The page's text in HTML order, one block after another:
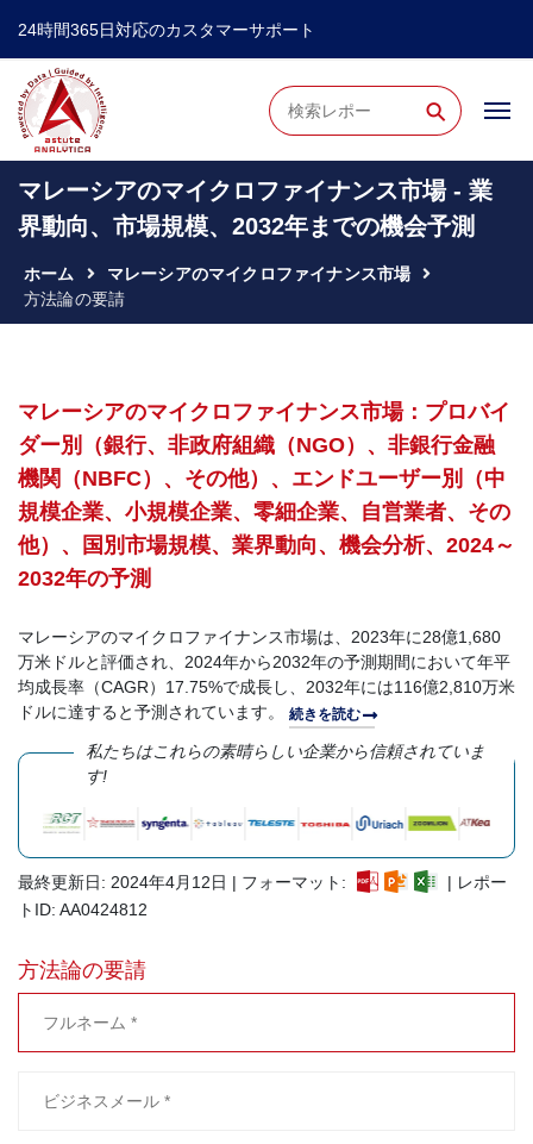
24時間365日対応のカスタマーサポート
⚲
マレーシアのマイクロファイナンス市場 - 業
界動向、市場規模、2032年までの機会予測
ホーム
マレーシアのマイクロファイナンス市場
方法論の要請
マレーシアのマイクロファイナンス市場：プロバイ
ダー別（銀行、非政府組織（NGO）、非銀行金融
機関（NBFC）、その他）、エンドユーザー別（中
規模企業、小規模企業、零細企業、自営業者、その
他）、国別市場規模、業界動向、機会分析、2024～
2032年の予測
マレーシアのマイクロファイナンス市場は、2023年に28億1,680
万米ドルと評価され、2024年から2032年の予測期間において年平
均成長率（CAGR）17.75%で成長し、2032年には116億2,810万米
ドルに達すると予測されています。 続きを読む
私たちはこれらの素晴らしい企業から信頼されていま
す!
最終更新日: 2024年4月12日 | フォーマット:
| レポー
トID: AA0424812
方法論の要請